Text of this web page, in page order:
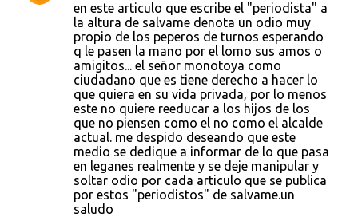
en este articulo que escribe el "periodista" a
la altura de salvame denota un odio muy
propio de los peperos de turnos esperando
q le pasen la mano por el lomo sus amos o
amigitos... el señor monotoya como
ciudadano que es tiene derecho a hacer lo
que quiera en su vida privada, por lo menos
este no quiere reeducar a los hijos de los
que no piensen como el no como el alcalde
actual. me despido deseando que este
medio se dedique a informar de lo que pasa
en leganes realmente y se deje manipular y
soltar odio por cada articulo que se publica
por estos "periodistos" de salvame.un
saludo